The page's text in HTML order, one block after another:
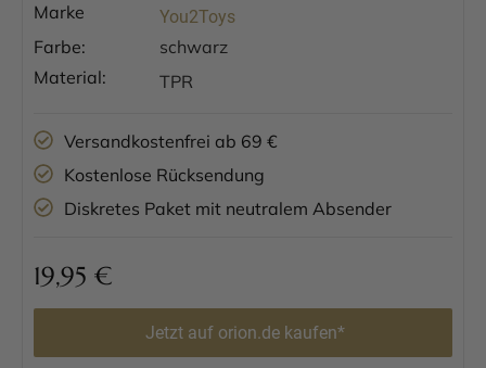
Marke
You2Toys
Farbe:
schwarz
Material:
TPR
Versandkostenfrei ab 69 €
Kostenlose Rücksendung
Diskretes Paket mit neutralem Absender
19,95 €
Jetzt auf orion.de kaufen*